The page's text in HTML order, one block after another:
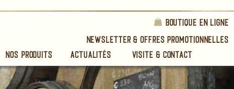
Boutique en ligne
Newsletter & Offres Promotionnelles
Nos Produits Actualités Visite & Contact